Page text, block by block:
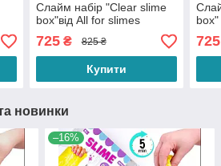
Слайм набір "Clear slime
box"від All for slimes
725₴ 825 ₴
Купити
box"
725
новинки
–16%